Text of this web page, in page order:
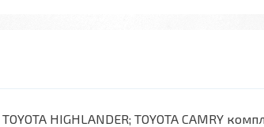
HIGHLANDER; TOYOTA CAMRY